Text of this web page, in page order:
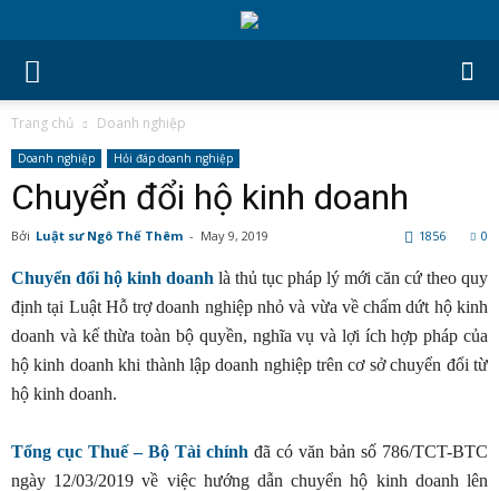
Trang chủ Doanh nghiệp
Doanh nghiệp Hỏi đáp doanh nghiệp
Chuyển đổi hộ kinh doanh
Bởi Luật sư Ngô Thế Thêm - May 9, 2019 0
1856
Chuyển đổi hộ kinh doanh là thủ tục pháp lý mới căn cứ theo quy
định tại Luật Hỗ trợ doanh nghiệp nhỏ và vừa về chấm dứt hộ kinh
doanh và kế thừa toàn bộ quyền, nghĩa vụ và lợi ích hợp pháp của
hộ kinh doanh khi thành lập doanh nghiệp trên cơ sở chuyển đổi từ
hộ kinh doanh.
Tổng cục Thuế – Bộ Tài chính đã có văn bản số 786/TCT-BTC
ngày 12/03/2019 về việc hướng dẫn chuyển hộ kinh doanh lên